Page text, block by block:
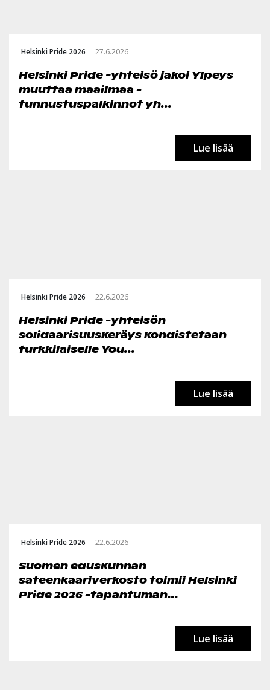
Helsinki Pride 2026 27.6.2026
Helsinki Pride -yhteisö jakoi Ylpeys
muuttaa maailmaa -
tunnustuspalkinnot yh...
Lue lisää
Helsinki Pride 2026 22.6.2026
Helsinki Pride -yhteisön
solidaarisuuskeräys kohdistetaan
turkkilaiselle You...
Lue lisää
Helsinki Pride 2026 22.6.2026
Suomen eduskunnan
sateenkaariverkosto toimii Helsinki
Pride 2026 -tapahtuman...
Lue lisää